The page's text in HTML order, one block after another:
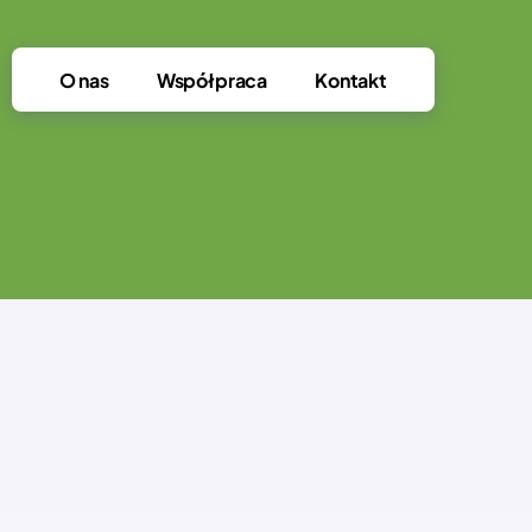
O nas Współpraca Kontakt